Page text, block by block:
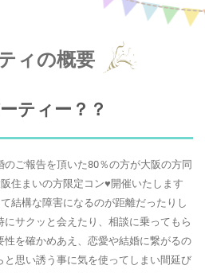
ィの概要
ティー？？
ご報告を頂いた80％の方が大阪の方同
住まいの方限定コン♥開催いたします
結構な障害になるのが距離だったりし
にサクッと会えたり、相談に乗ってもら
性を確かめあえ、恋愛や結婚に繋がるの
と思い誘う事に気を使ってしまい間延び